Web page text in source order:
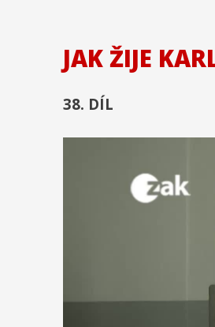
JAK ŽIJE
38. DÍL